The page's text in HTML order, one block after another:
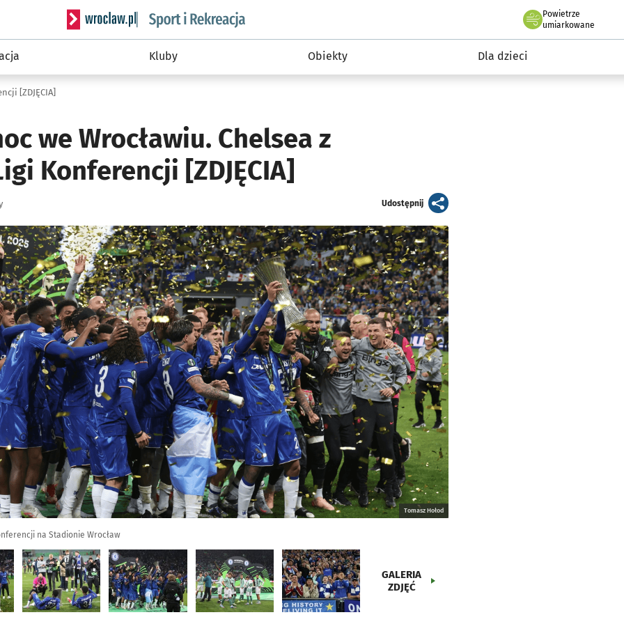
Serwis informacyjny wroclaw.pl podserwis: Sport i rekreacja
Powietrze
we Wrocławiu
umiarkowane
Kluby Obiekty Dla dzieci
[ZDJĘCIA]
we Wrocławiu. Chelsea z
Konferencji [ZDJĘCIA]
Udostępnijartykuł
Tomasz Hołod
na Stadionie Wrocław
GALERIA
ZDJĘĆ